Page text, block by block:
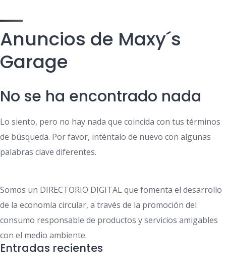
Anuncios de Maxy´s
Garage
No se ha encontrado nada
Lo siento, pero no hay nada que coincida con tus términos
de búsqueda. Por favor, inténtalo de nuevo con algunas
palabras clave diferentes.
Somos un DIRECTORIO DIGITAL que fomenta el desarrollo
de la economía circular, a través de la promoción del
consumo responsable de productos y servicios amigables
con el medio ambiente.
Entradas recientes